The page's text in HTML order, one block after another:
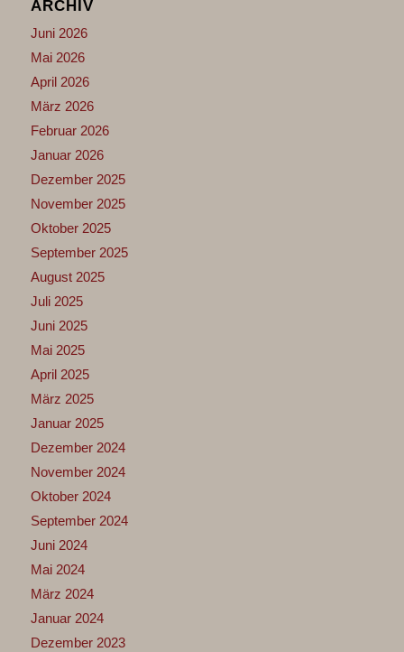
ARCHIV
Juni 2026
Mai 2026
April 2026
März 2026
Februar 2026
Januar 2026
Dezember 2025
November 2025
Oktober 2025
September 2025
August 2025
Juli 2025
Juni 2025
Mai 2025
April 2025
März 2025
Januar 2025
Dezember 2024
November 2024
Oktober 2024
September 2024
Juni 2024
Mai 2024
März 2024
Januar 2024
Dezember 2023